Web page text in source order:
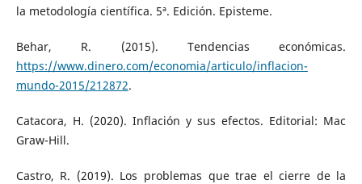
la metodología científica. 5ª. Edición. Episteme.
Behar, R. (2015). Tendencias económicas.
https://www.dinero.com/economia/articulo/inflacion-
mundo-2015/212872.
Catacora, H. (2020). Inflación y sus efectos. Editorial: Mac
Graw-Hill.
Castro, R. (2019). Los problemas que trae el cierre de la